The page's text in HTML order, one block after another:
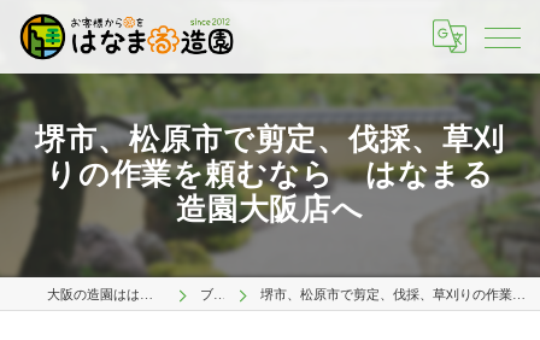
堺市、松原市で剪定、伐採、草刈
りの作業を頼むなら はなまる
造園大阪店へ
ブログ 堺市、松原市で剪定、伐採、草刈りの作業を頼むなら はなまる造園大阪店へ